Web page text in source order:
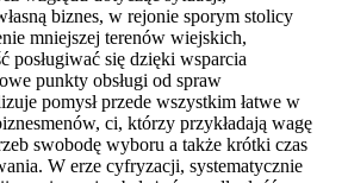
biznes, w rejonie sporym stolicy
mniejszej terenów wiejskich,
posługiwać się dzięki wsparcia
punkty obsługi od spraw
pomysł przede wszystkim łatwe w
ci, którzy przykładają wagę
swobodę wyboru a także krótki czas
W erze cyfryzacji, systematycznie